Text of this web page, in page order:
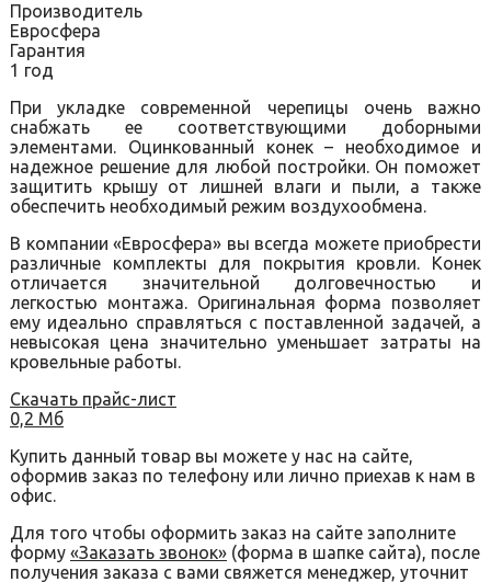
Производитель
Евросфера
Гарантия
1 год
При укладке современной черепицы очень важно
снабжать ее соответствующими доборными
элементами. Оцинкованный конек – необходимое и
надежное решение для любой постройки. Он поможет
защитить крышу от лишней влаги и пыли, а также
обеспечить необходимый режим воздухообмена.
В компании «Евросфера» вы всегда можете приобрести
различные комплекты для покрытия кровли. Конек
отличается значительной долговечностью и
легкостью монтажа. Оригинальная форма позволяет
ему идеально справляться с поставленной задачей, а
невысокая цена значительно уменьшает затраты на
кровельные работы.
Скачать прайс-лист
0,2 Мб
Купить данный товар вы можете у нас на сайте,
оформив заказ по телефону или лично приехав к нам в
офис.
Для того чтобы оформить заказ на сайте заполните
форму «Заказать звонок» (форма в шапке сайта), после
получения заказа с вами свяжется менеджер, уточнит